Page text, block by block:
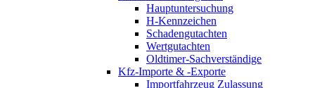
Hauptuntersuchung
H-Kennzeichen
Schadengutachten
Wertgutachten
Oldtimer-Sachverständige
Kfz-Importe & -Exporte
Importfahrzeug Zulassung